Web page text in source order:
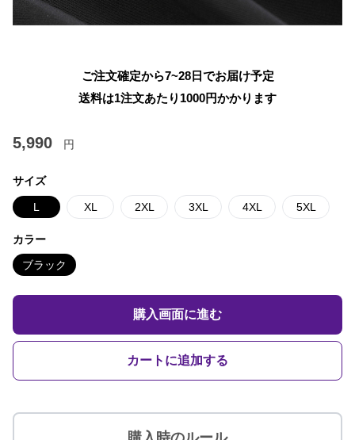
ご注文確定から7~28日でお届け予定
送料は1注文あたり 1000円かかります
5,990 円
サイズ
L XL 2XL 3XL 4XL 5XL
カラー
ブラック
購入画面に進む
カートに追加する